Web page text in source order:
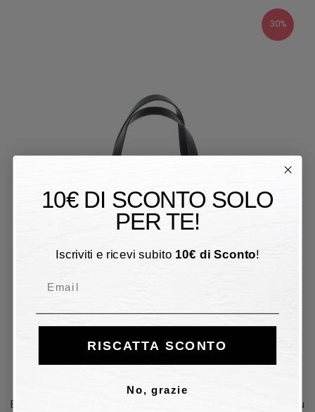
30%
Borsa a mano Rebelle NANCY HANDBAG NAPLAK in vernice blu
10€ DI SCONTO SOLO
PER TE!
Iscriviti e ricevi subito 10€ di Sconto!
RISCATTA SCONTO
No, grazie